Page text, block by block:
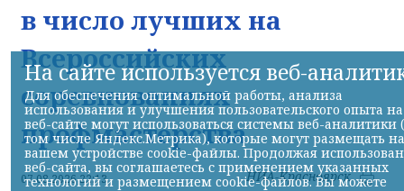
в число лучших на
Всероссийских
соревнованиях
профмастерства
07.08.2026 22:13 НИА-Красноярск
На сайте используется веб-
Для обеспечения оптимальной работы, анализа
использования и улучшения пользовательского опыта на
веб-сайте могут использоваться системы веб-аналитики
том числе Яндекс.Метрика), которые могут размещать на
вашем устройстве cookie-файлы. Продолжая
веб-сайта, вы соглашаетесь с применением указанных
технологий и размещением cookie-файлов. Вы можете